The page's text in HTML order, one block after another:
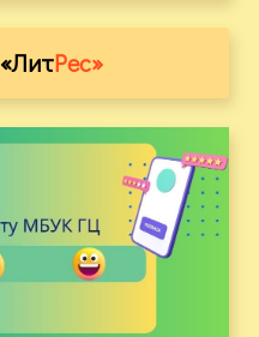
«ЛитРес»